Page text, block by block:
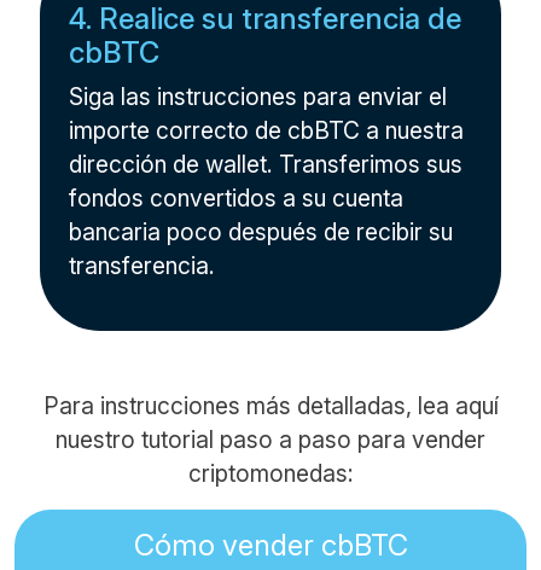
4. Realice su transferencia de
cbBTC
Siga las instrucciones para enviar el
importe correcto de cbBTC a nuestra
dirección de wallet. Transferimos sus
fondos convertidos a su cuenta
bancaria poco después de recibir su
transferencia.
Para instrucciones más detalladas, lea aquí
nuestro tutorial paso a paso para vender
criptomonedas:
Cómo vender cbBTC